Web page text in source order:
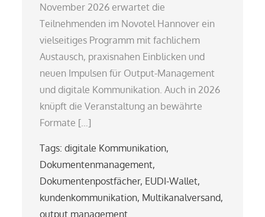
November 2026 erwartet die
Teilnehmenden im Novotel Hannover ein
vielseitiges Programm mit fachlichem
Austausch, praxisnahen Einblicken und
neuen Impulsen für Output-Management
und digitale Kommunikation. Auch in 2026
knüpft die Veranstaltung an bewährte
Formate […]
Tags:digitale Kommunikation,
Dokumentenmanagement,
Dokumentenpostfächer, EUDI-Wallet,
kundenkommunikation, Multikanalversand,
output management